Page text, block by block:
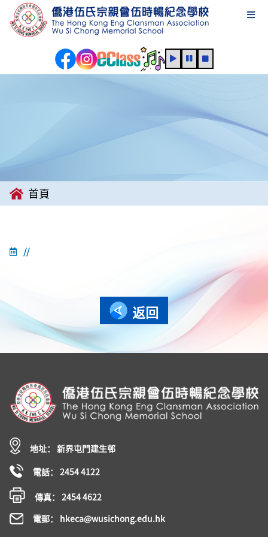
首頁
//
返回
地址： 新界屯門建生邨
電話： 2454 4122
傳真： 2454 4622
電郵： hkeca@wusichong.edu.hk